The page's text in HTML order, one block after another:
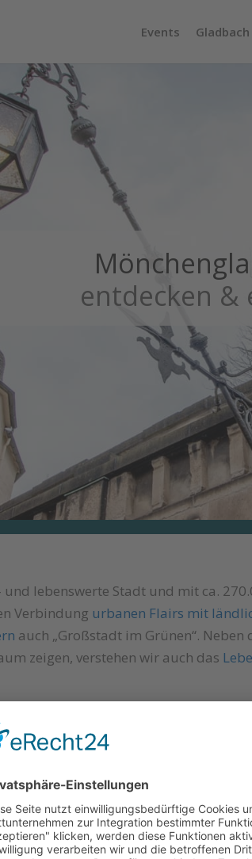
Events
entdecken &
und lebenswerte Stadt und mit ca.
Verbindung urbanen Flairs mit
auch „Großstadt im Grünen“.
zeigen, verstehen wir auch das